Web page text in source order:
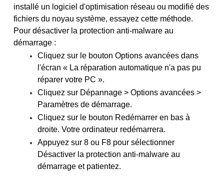
installé un logiciel d'optimisation réseau ou modifié des
fichiers du noyau système, essayez cette méthode.
Pour désactiver la protection anti-malware au
démarrage :
Cliquez sur le bouton Options avancées dans
l'écran « La réparation automatique n'a pas pu
réparer votre PC ».
Cliquez sur Dépannage > Options avancées >
Paramètres de démarrage.
Cliquez sur le bouton Redémarrer en bas à
droite. Votre ordinateur redémarrera.
Appuyez sur 8 ou F8 pour sélectionner
Désactiver la protection anti-malware au
démarrage et patientez.